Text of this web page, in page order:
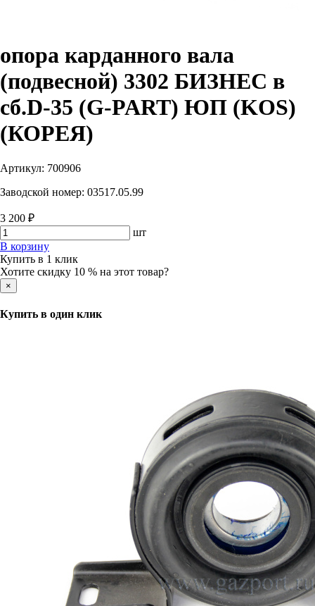
опора карданного вала
(подвесной) 3302 БИЗНЕС в
сб.D-35 (G-PART) ЮП (KOS)
(КОРЕЯ)
Артикул: 700906
Заводской номер: 03517.05.99
3 200 ₽
шт
В корзину
Купить в 1 клик
Хотите скидку 10 % на этот товар?
×
Купить в один клик